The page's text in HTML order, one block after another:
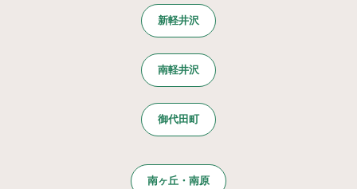
新軽井沢
南軽井沢
御代田町
南ヶ丘・南原